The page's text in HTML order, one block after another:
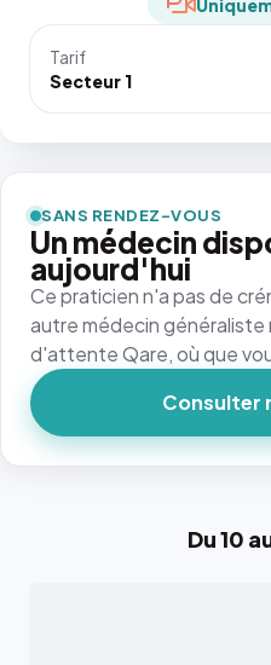
Tarif
Secteur 1
Du 10
SANS RENDEZ-VOUS
Un médecin
aujourd'hui
Ce praticien n'a pas de
autre médecin généraliste
d'attente Qare, où que
Consulter